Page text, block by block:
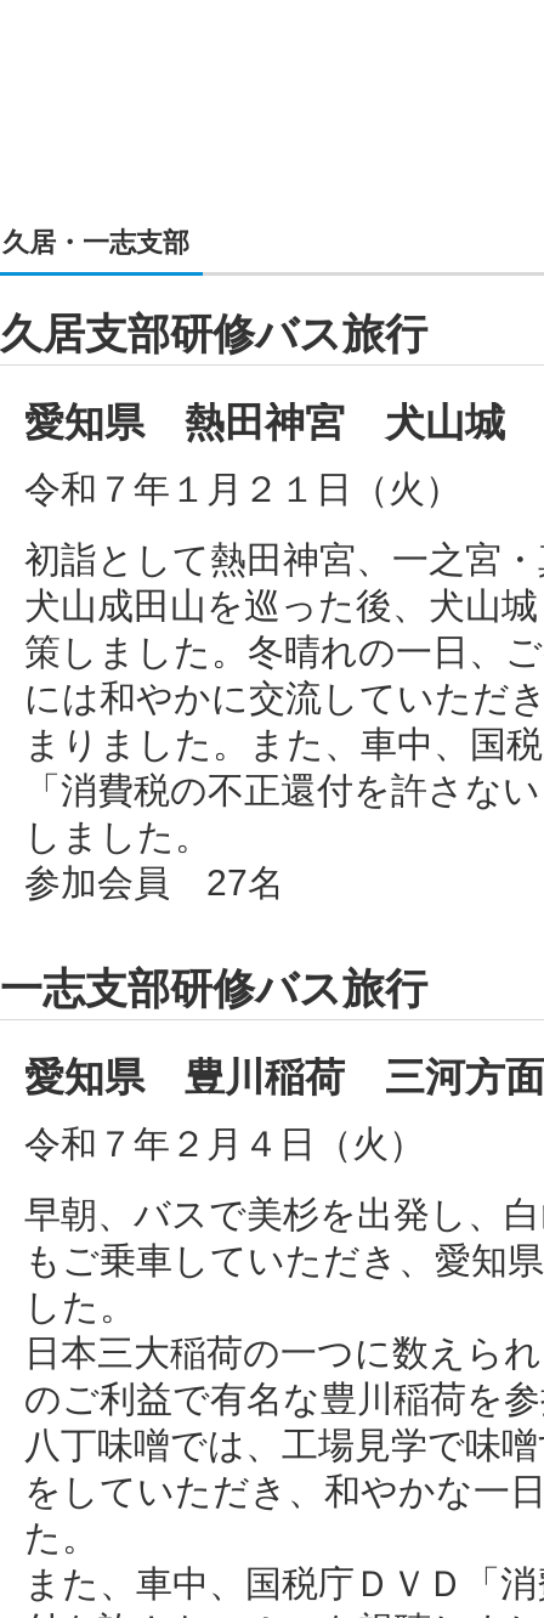
久居・一志支部
久居支部研修バス旅行
愛知県 熱田神宮 犬山城
令和７年１月２１日（火）
初詣として熱田神宮、一之宮
犬山成田山を巡った後、犬山
策しました。冬晴れの一日、
には和やかに交流していただ
まりました。また、車中、国
「消費税の不正還付を許さな
しました。
参加会員 27名
一志支部研修バス旅行
愛知県 豊川稲荷 三河方面
令和７年２月４日（火）
早朝、バスで美杉を出発し、
もご乗車していただき、愛知
した。
日本三大稲荷の一つに数えら
のご利益で有名な豊川稲荷を
八丁味噌では、工場見学で味
をしていただき、和やかな一
た。
また、車中、国税庁ＤＶＤ「